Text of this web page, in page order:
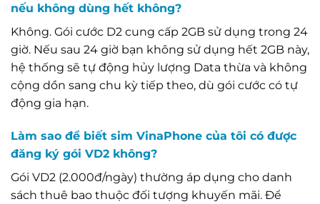
nếu không dùng hết không?
Không. Gói cước D2 cung cấp 2GB sử dụng trong 24
giờ. Nếu sau 24 giờ bạn không sử dụng hết 2GB này,
hệ thống sẽ tự động hủy lượng Data thừa và không
cộng dồn sang chu kỳ tiếp theo, dù gói cước có tự
động gia hạn.
Làm sao để biết sim VinaPhone của tôi có được
đăng ký gói VD2 không?
Gói VD2 (2.000đ/ngày) thường áp dụng cho danh
sách thuê bao thuộc đối tượng khuyến mãi. Để